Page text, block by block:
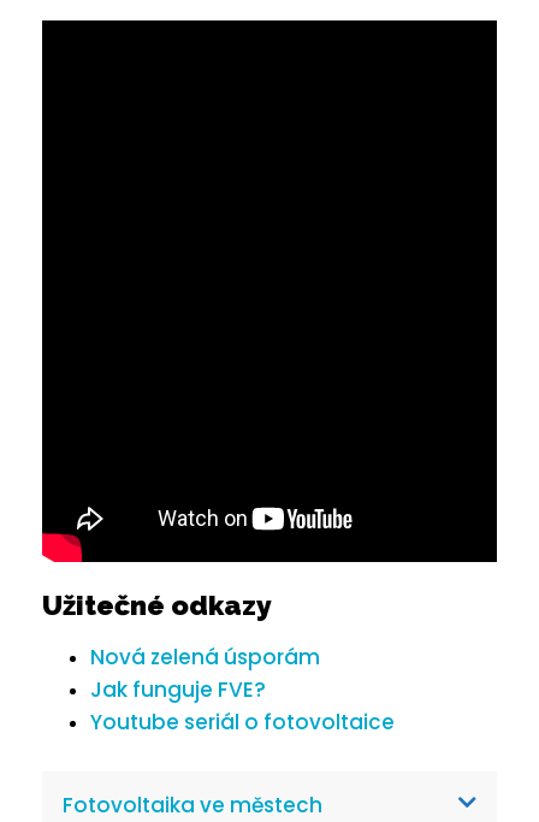
Užitečné odkazy
Nová zelená úsporám
Jak funguje FVE?
Youtube seriál o fotovoltaice
Fotovoltaika ve městech